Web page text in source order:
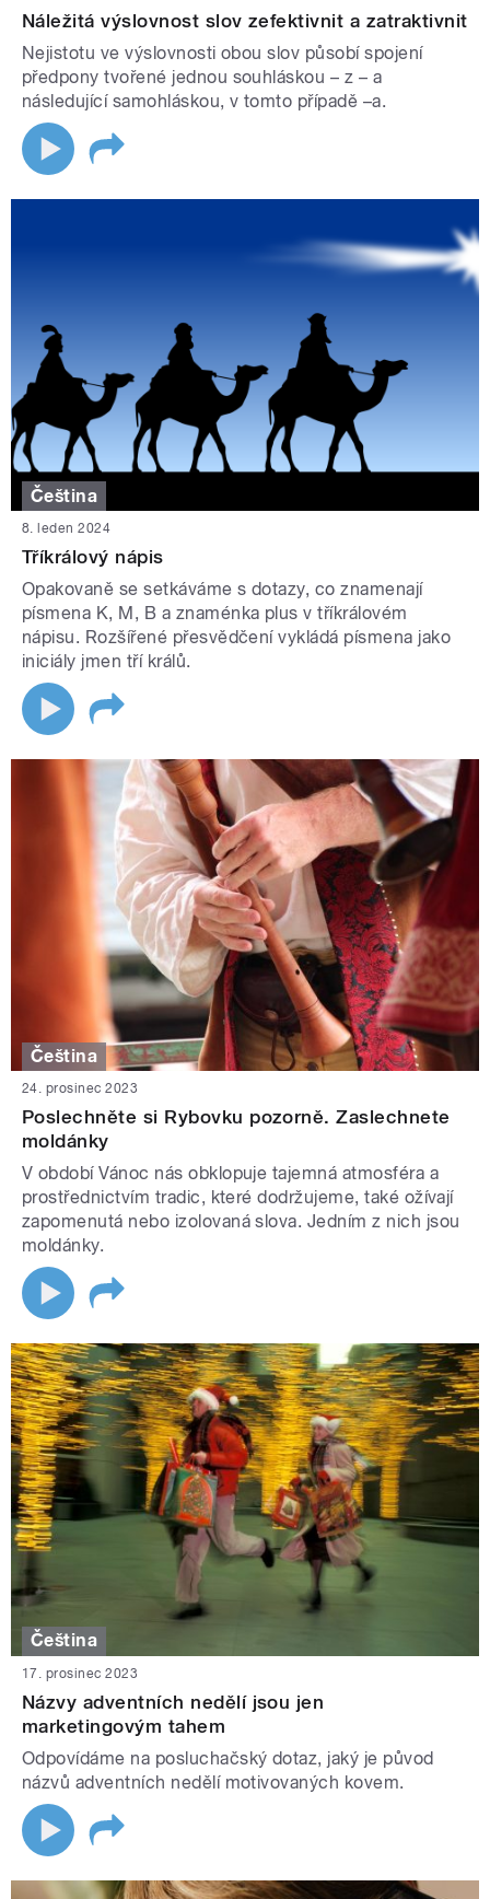
Náležitá výslovnost slov zefektivnit a zatraktivnit
Nejistotu ve výslovnosti obou slov působí spojení
předpony tvořené jednou souhláskou – z – a
následující samohláskou, v tomto případě –a.
Čeština
8. leden 2024
Tříkrálový nápis
Opakovaně se setkáváme s dotazy, co znamenají
písmena K, M, B a znaménka plus v tříkrálovém
nápisu. Rozšířené přesvědčení vykládá písmena jako
iniciály jmen tří králů.
Čeština
24. prosinec 2023
Poslechněte si Rybovku pozorně. Zaslechnete
moldánky
V období Vánoc nás obklopuje tajemná atmosféra a
prostřednictvím tradic, které dodržujeme, také ožívají
zapomenutá nebo izolovaná slova. Jedním z nich jsou
moldánky.
Čeština
17. prosinec 2023
Názvy adventních nedělí jsou jen
marketingovým tahem
Odpovídáme na posluchačský dotaz, jaký je původ
názvů adventních nedělí motivovaných kovem.